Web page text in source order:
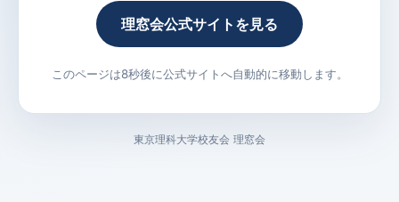
理窓会公式サイトを見る
このページは8秒後に公式サイトへ自動的に移動します。
東京理科大学校友会 理窓会